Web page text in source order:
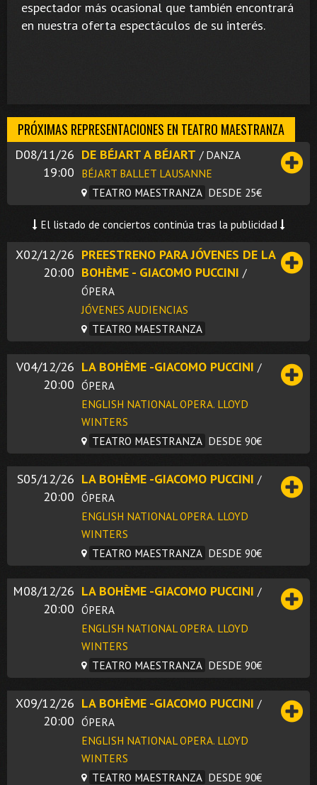
espectador más ocasional que también encontrará
en nuestra oferta espectáculos de su interés.
PRÓXIMAS REPRESENTACIONES EN TEATRO MAESTRANZA
D08/11/26
19:00
DE BÉJART A BÉJART / DANZA
BÉJART BALLET LAUSANNE
TEATRO MAESTRANZA DESDE 25€
El listado de conciertos continúa tras la publicidad
X02/12/26
20:00
PREESTRENO PARA JÓVENES DE LA
BOHÈME - GIACOMO PUCCINI /
ÓPERA
JÓVENES AUDIENCIAS
TEATRO MAESTRANZA
V04/12/26
20:00
LA BOHÈME -GIACOMO PUCCINI /
ÓPERA
ENGLISH NATIONAL OPERA. LLOYD
WINTERS
TEATRO MAESTRANZA DESDE 90€
S05/12/26
20:00
LA BOHÈME -GIACOMO PUCCINI /
ÓPERA
ENGLISH NATIONAL OPERA. LLOYD
WINTERS
TEATRO MAESTRANZA DESDE 90€
M08/12/26
20:00
LA BOHÈME -GIACOMO PUCCINI /
ÓPERA
ENGLISH NATIONAL OPERA. LLOYD
WINTERS
TEATRO MAESTRANZA DESDE 90€
X09/12/26
20:00
LA BOHÈME -GIACOMO PUCCINI /
ÓPERA
ENGLISH NATIONAL OPERA. LLOYD
WINTERS
TEATRO MAESTRANZA DESDE 90€